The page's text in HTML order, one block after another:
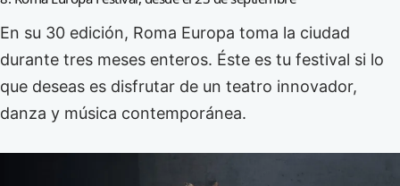
En su 30 edición, Roma Europa toma la ciudad
durante tres meses enteros. Éste es tu festival si lo
que deseas es disfrutar de un teatro innovador,
danza y música contemporánea.